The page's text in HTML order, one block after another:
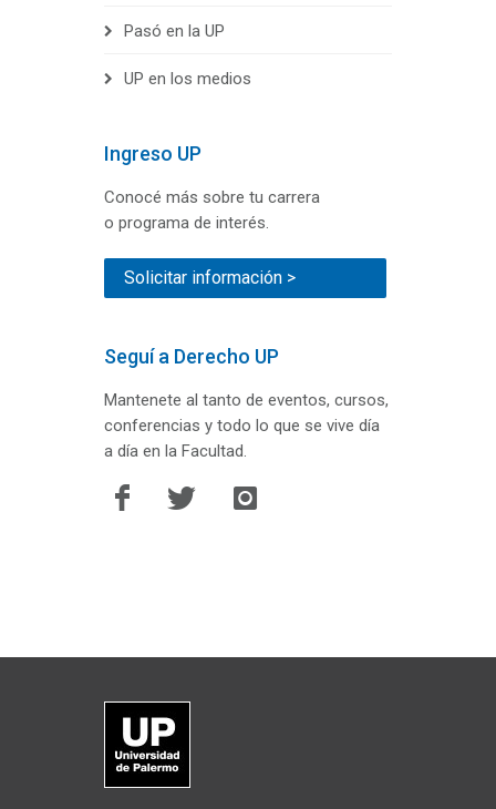
Pasó en la UP
UP en los medios
Ingreso UP
Conocé más sobre tu carrera
o programa de interés.
Solicitar información >
Seguí a Derecho UP
Mantenete al tanto de eventos, cursos,
conferencias y todo lo que se vive día
a día en la Facultad.